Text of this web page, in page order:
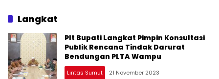
Langkat
Plt Bupati Langkat Pimpin Konsultasi
Publik Rencana Tindak Darurat
Bendungan PLTA Wampu
Lintas Sumut 21 November 2023